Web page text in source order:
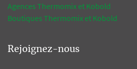
Agences Thermomix et Kobold
Boutiques Thermomix et Kobold
Rejoignez-nous